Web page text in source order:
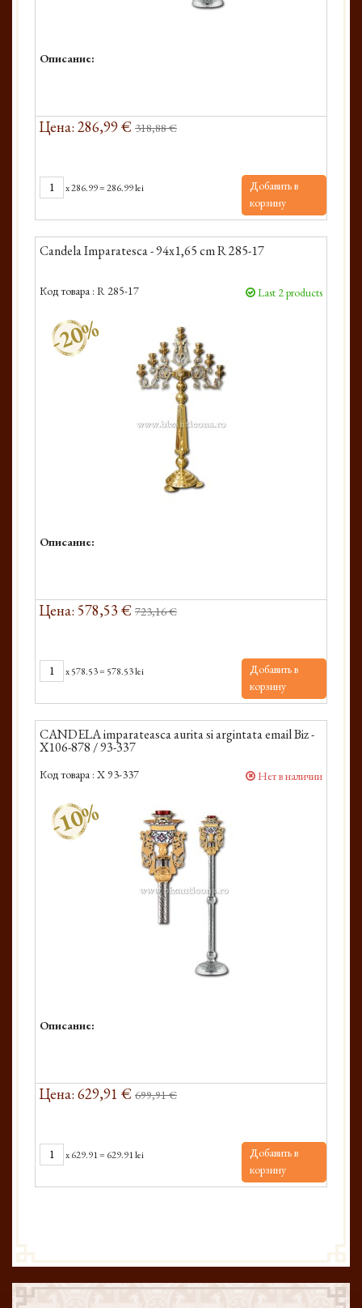
Описание:
Цена: 286,99 € 318,88 €
x286.99=286.99 lei
Добавить в
корзину
Candela Imparatesca - 94x1,65 cm R 285-17
Код товара : R 285-17 Last 2 products
-20%
Описание:
Цена: 578,53 € 723,16 €
x578.53= 578.53 lei
Добавить в
корзину
CANDELA imparateasca aurita si argintata email Biz -
X106-878 / 93-337
Код товара : X 93-337 Нет в наличии
-10%
Описание:
Цена: 629,91 € 699,91 €
x629.91= 629.91 lei
Добавить в
корзину